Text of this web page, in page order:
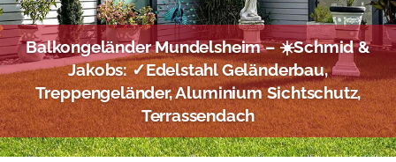
Balkongeländer Mundelsheim – ☀️Schmid &
Jakobs: ✓Edelstahl Geländerbau,
Treppengeländer, Aluminium Sichtschutz,
Terrassendach